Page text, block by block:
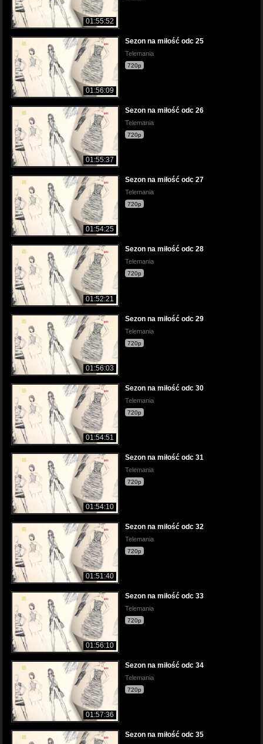
01:55:52
01:56:09
Sezon na miłość odc 25
Telemania
720p
01:55:37
Sezon na miłość odc 26
Telemania
720p
01:54:25
Sezon na miłość odc 27
Telemania
720p
01:52:21
Sezon na miłość odc 28
Telemania
720p
01:56:03
Sezon na miłość odc 29
Telemania
720p
01:54:51
Sezon na miłość odc 30
Telemania
720p
01:54:10
Sezon na miłość odc 31
Telemania
720p
01:51:40
Sezon na miłość odc 32
Telemania
720p
01:56:10
Sezon na miłość odc 33
Telemania
720p
01:57:36
Sezon na miłość odc 34
Telemania
720p
Sezon na miłość odc 35